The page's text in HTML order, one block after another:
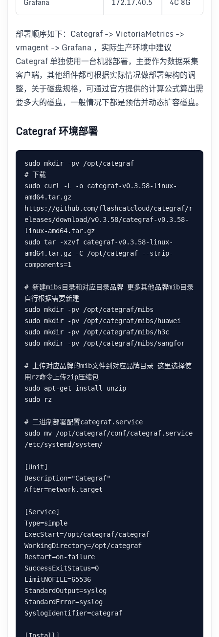
Grafana 172.17.40.5 4C 8G
部署顺序如下：Categraf -> VictoriaMetrics ->
vmagent -> Grafana ，实际生产环境中建议
Categraf 单独使用一台机器部署，主要作为数据采集
客户端，其他组件都可根据实际情况做部署架构的调
整，关于磁盘规格，可通过官方提供的计算公式算出需
要多大的磁盘，一般情况下都是预估并动态扩容磁盘。
Categraf 环境部署
sudo mkdir -pv /opt/categraf
# 下载
sudo curl -L -o categraf-v0.3.58-linux-
amd64.tar.gz
https://github.com/flashcatcloud/categraf/r
eleases/download/v0.3.58/categraf-v0.3.58-
linux-amd64.tar.gz
sudo tar -xzvf categraf-v0.3.58-linux-
amd64.tar.gz -C /opt/categraf --strip-
components=1
# 新建mibs目录和对应目录品牌 更多其他品牌mib目录
自行根据需要新建
sudo mkdir -pv /opt/categraf/mibs
sudo mkdir -pv /opt/categraf/mibs/huawei
sudo mkdir -pv /opt/categraf/mibs/h3c
sudo mkdir -pv /opt/categraf/mibs/sangfor
# 上传对应品牌的mib文件到对应品牌目录 这里选择使
用rz命令上传zip压缩包
sudo apt-get install unzip
sudo rz
# 二进制部署配置categraf.service
sudo mv /opt/categraf/conf/categraf.service
/etc/systemd/system/
[Unit]
Description="Categraf"
After=network.target
[Service]
Type=simple
ExecStart=/opt/categraf/categraf
WorkingDirectory=/opt/categraf
Restart=on-failure
SuccessExitStatus=0
LimitNOFILE=65536
StandardOutput=syslog
StandardError=syslog
SyslogIdentifier=categraf